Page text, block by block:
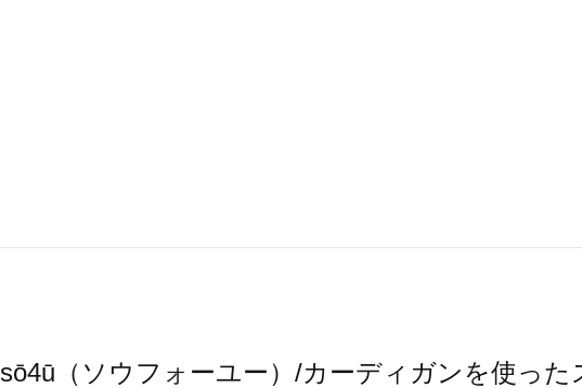
sō4ū（ソウフォーユー）/カーディガンを使った